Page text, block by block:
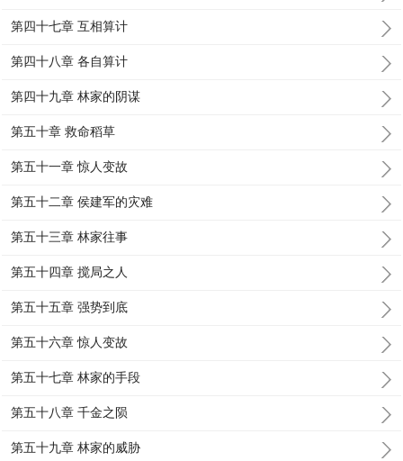
第四十七章 互相算计
第四十八章 各自算计
第四十九章 林家的阴谋
第五十章 救命稻草
第五十一章 惊人变故
第五十二章 侯建军的灾难
第五十三章 林家往事
第五十四章 搅局之人
第五十五章 强势到底
第五十六章 惊人变故
第五十七章 林家的手段
第五十八章 千金之陨
第五十九章 林家的威胁